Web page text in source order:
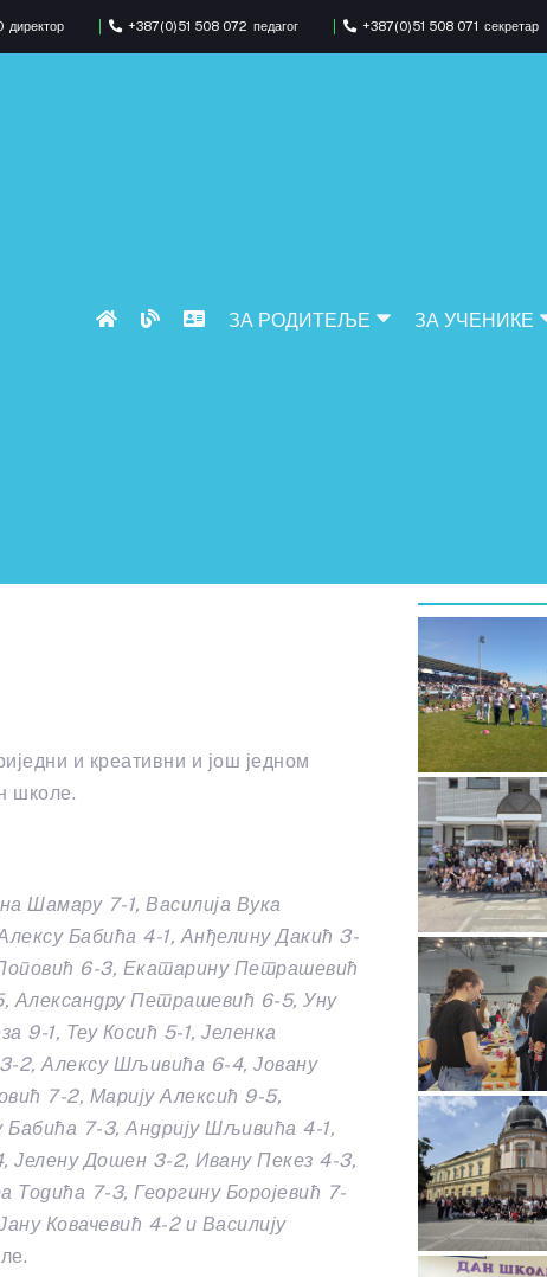
директор +387(0)51 508 072 педагог +387(0)51 508 071 секретар
ЗА РОДИТЕЉЕ ЗА УЧЕНИКЕ
и креативни и још једном
школе.
Шамару 7-1, Василија Вука
Бабића 4-1, Анђелину Дакић 3-
6-3, Екатарину Петрашевић
Александру Петрашевић 6-5, Уну
9-1, Теу Косић 5-1, Јеленка
2, Алексу Шљивића 6-4, Јовану
7-2, Марију Алексић 9-5,
7-3, Андрију Шљивића 4-1,
Дошен 3-2, Ивану Пекез 4-3,
Тодића 7-3, Георгину Боројевић 7-
Ковачевић 4-2 и Василију